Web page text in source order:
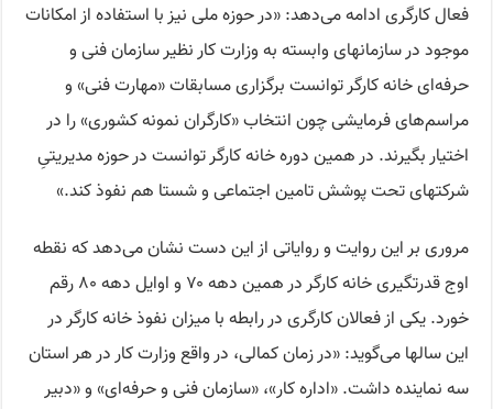
فعال کارگری ادامه می‌دهد: «در حوزه ملی نیز با استفاده از امکانات
موجود در سازمانهای وابسته به وزارت کار نظیر سازمان فنی و
حرفه‌ای خانه کارگر توانست برگزاری مسابقات «مهارت فنی» و
مراسم‌های فرمایشی چون انتخاب «کارگران نمونه کشوری» را در
اختیار بگیرند. در همین دوره خانه کارگر توانست در حوزه مدیریتیِ
شرکتهای تحت پوشش تامین اجتماعی و شستا هم نفوذ کند.»
مروری بر این روایت و روایاتی از این دست نشان می‌دهد که نقطه
اوج قدرتگیری خانه کارگر در همین دهه ۷۰ و اوایل دهه ۸۰ رقم
خورد. یکی از فعالان کارگری در رابطه با میزان نفوذ خانه کارگر در
این سالها می‌گوید: «در زمان کمالی، در واقع وزارت کار در هر استان
سه نماینده داشت. «اداره کار»، «سازمان فنی و حرفه‌ای» و «دبیر